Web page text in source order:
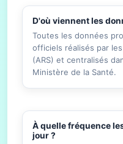
D'où viennent les
Toutes les données
officiels réalisés par
(ARS) et centralisés
Ministère de la Santé.
À quelle fréquence
jour ?